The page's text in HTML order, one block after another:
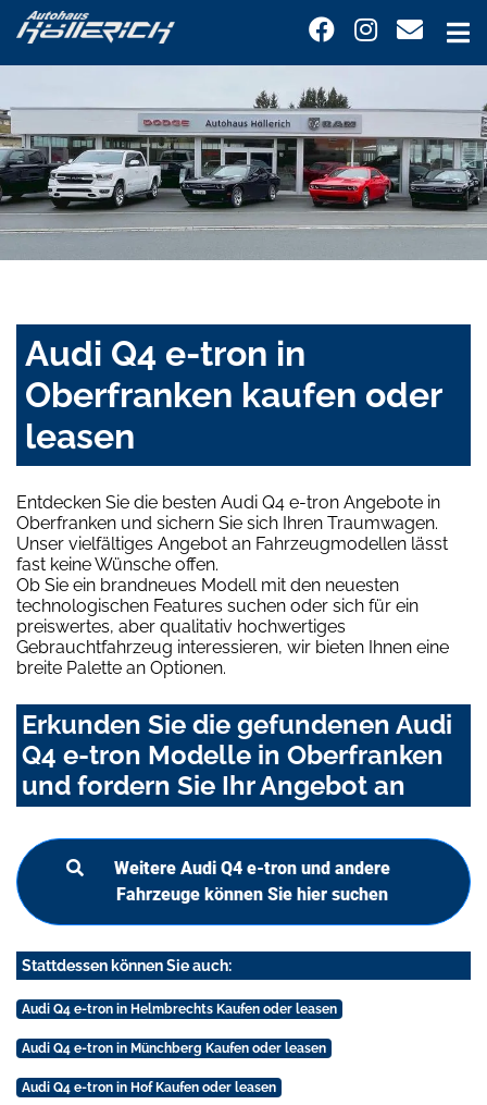
Audi Q4 e-tron in
Oberfranken kaufen oder
leasen
Entdecken Sie die besten Audi Q4 e-tron Angebote in
Oberfranken und sichern Sie sich Ihren Traumwagen.
Unser vielfältiges Angebot an Fahrzeugmodellen lässt
fast keine Wünsche offen.
Ob Sie ein brandneues Modell mit den neuesten
technologischen Features suchen oder sich für ein
preiswertes, aber qualitativ hochwertiges
Gebrauchtfahrzeug interessieren, wir bieten Ihnen eine
breite Palette an Optionen.
Erkunden Sie die gefundenen Audi
Q4 e-tron Modelle in Oberfranken
und fordern Sie Ihr Angebot an
Weitere Audi Q4 e-tron und andere
Fahrzeuge können Sie hier suchen
Stattdessen können Sie auch:
Audi Q4 e-tron in Helmbrechts Kaufen oder leasen
Audi Q4 e-tron in Münchberg Kaufen oder leasen
Audi Q4 e-tron in Hof Kaufen oder leasen